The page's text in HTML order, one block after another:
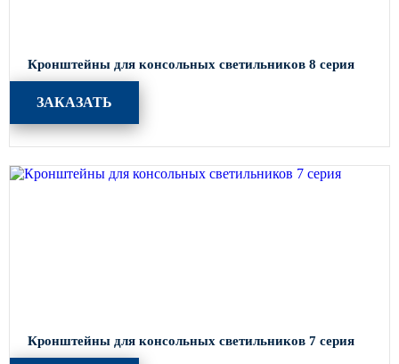
Кронштейны для консольных светильников 8 серия
ЗАКАЗАТЬ
Кронштейны для консольных светильников 7 серия